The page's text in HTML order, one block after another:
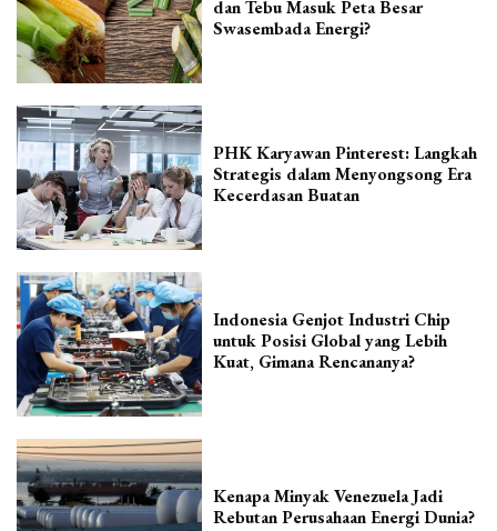
dan Tebu Masuk Peta Besar
Swasembada Energi?
PHK Karyawan Pinterest: Langkah
Strategis dalam Menyongsong Era
Kecerdasan Buatan
Indonesia Genjot Industri Chip
untuk Posisi Global yang Lebih
Kuat, Gimana Rencananya?
Kenapa Minyak Venezuela Jadi
Rebutan Perusahaan Energi Dunia?